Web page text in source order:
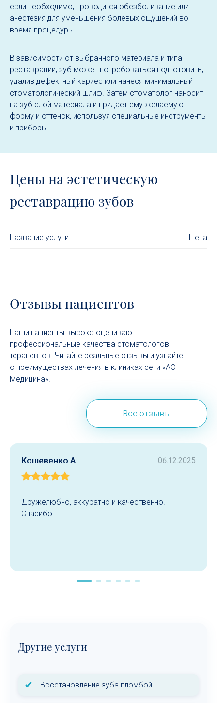
если необходимо, проводится обезболивание или
анестезия для уменьшения болевых ощущений во
время процедуры.
В зависимости от выбранного материала и типа
реставрации, зуб может потребоваться подготовить,
удалив дефектный кариес или нанеся минимальный
стоматологический шлиф. Затем стоматолог наносит
на зуб слой материала и придает ему желаемую
форму и оттенок, используя специальные инструменты
и приборы.
Цены на эстетическую
реставрацию зубов
Название услуги Цена
Отзывы пациентов
Наши пациенты высоко оценивают
профессиональные качества стоматологов-
терапевтов. Читайте реальные отзывы и узнайте
о преимуществах лечения в клиниках сети «АО
Медицина».
Все отзывы
Кошевенко А 06.12.2025
Дружелюбно, аккуратно и качественно.
Спасибо.
Другие услуги
✔ Восстановление зуба пломбой